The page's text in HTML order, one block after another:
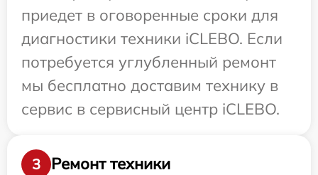
приедет в оговоренные сроки для
диагностики техники iCLEBO. Если
потребуется углубленный ремонт
мы бесплатно доставим технику в
сервис в сервисный центр iCLEBO.
3
Ремонт техники